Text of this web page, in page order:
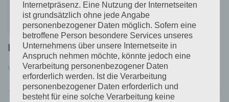
Published byCéline Kunz
View all posts by Céline Kunz
Internetpräsenz. Eine Nutzung der Internetseiten
ist grundsätzlich ohne jede Angabe
personenbezogener Daten möglich. Sofern eine
betroffene Person besondere Services unseres
Unternehmens über unsere Internetseite in
Anspruch nehmen möchte, könnte jedoch eine
Verarbeitung personenbezogener Daten
erforderlich werden. Ist die Verarbeitung
personenbezogener Daten erforderlich und
besteht für eine solche Verarbeitung keine